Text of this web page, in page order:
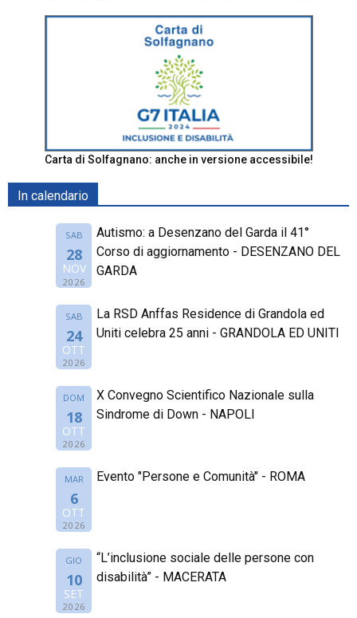
Carta di Solfagnano: anche in versione accessibile!
In calendario
SAB
28
NOV
2026
Autismo: a Desenzano del Garda il 41°
Corso di aggiornamento - DESENZANO DEL
GARDA
SAB
24
OTT
2026
La RSD Anffas Residence di Grandola ed
Uniti celebra 25 anni - GRANDOLA ED UNITI
DOM
18
OTT
2026
X Convegno Scientifico Nazionale sulla
Sindrome di Down - NAPOLI
MAR
6
OTT
2026
Evento "Persone e Comunità" - ROMA
GIO
10
SET
2026
“L’inclusione sociale delle persone con
disabilità” - MACERATA